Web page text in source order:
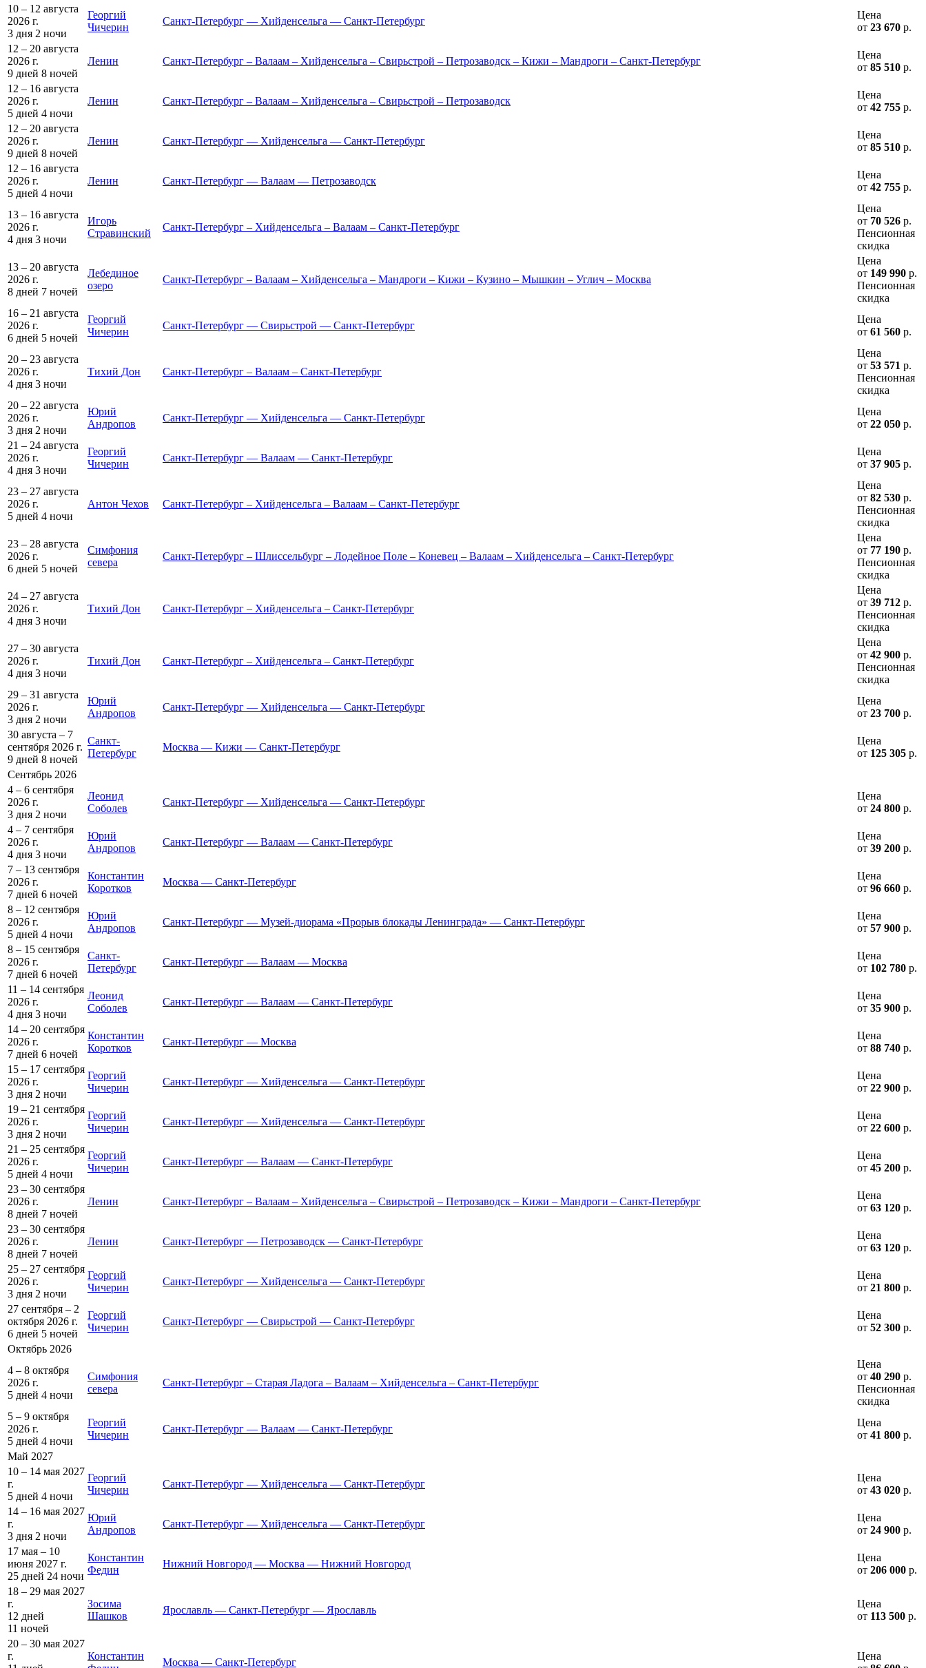
10 – 12 августа
2026 г.
3 дня 2 ночи
Георгий
Чичерин
Санкт-Петербург — Хийденсельга — Санкт-Петербург
Цена
от 23 670 р.
12 – 20 августа
2026 г.
9 дней 8 ночей
Ленин Санкт-Петербург – Валаам – Хийденсельга – Свирьстрой – Петрозаводск – Кижи – Мандроги – Санкт-Петербург
Цена
от 85 510 р.
12 – 16 августа
2026 г.
5 дней 4 ночи
Ленин Санкт-Петербург – Валаам – Хийденсельга – Свирьстрой – Петрозаводск
Цена
от 42 755 р.
12 – 20 августа
2026 г.
9 дней 8 ночей
Ленин Санкт-Петербург — Хийденсельга — Санкт-Петербург
Цена
от 85 510 р.
12 – 16 августа
2026 г.
5 дней 4 ночи
Ленин Санкт-Петербург — Валаам — Петрозаводск
Цена
от 42 755 р.
13 – 16 августа
2026 г.
4 дня 3 ночи
Игорь
Стравинский
Санкт-Петербург – Хийденсельга – Валаам – Санкт-Петербург
Цена
от 70 526 р.
Пенсионная
скидка
13 – 20 августа
2026 г.
8 дней 7 ночей
Лебединое
озеро
Санкт-Петербург – Валаам – Хийденсельга – Мандроги – Кижи – Кузино – Мышкин – Углич – Москва
Цена
от 149 990 р.
Пенсионная
скидка
16 – 21 августа
2026 г.
6 дней 5 ночей
Георгий
Чичерин
Санкт-Петербург — Свирьстрой — Санкт-Петербург
Цена
от 61 560 р.
20 – 23 августа
2026 г.
4 дня 3 ночи
Тихий Дон Санкт-Петербург – Валаам – Санкт-Петербург
Цена
от 53 571 р.
Пенсионная
скидка
20 – 22 августа
2026 г.
3 дня 2 ночи
Юрий
Андропов
Санкт-Петербург — Хийденсельга — Санкт-Петербург
Цена
от 22 050 р.
21 – 24 августа
2026 г.
4 дня 3 ночи
Георгий
Чичерин
Санкт-Петербург — Валаам — Санкт-Петербург
Цена
от 37 905 р.
23 – 27 августа
2026 г.
5 дней 4 ночи
Антон Чехов Санкт-Петербург – Хийденсельга – Валаам – Санкт-Петербург
Цена
от 82 530 р.
Пенсионная
скидка
23 – 28 августа
2026 г.
6 дней 5 ночей
Симфония
севера
Санкт-Петербург – Шлиссельбург – Лодейное Поле – Коневец – Валаам – Хийденсельга – Санкт-Петербург
Цена
от 77 190 р.
Пенсионная
скидка
24 – 27 августа
2026 г.
4 дня 3 ночи
Тихий Дон Санкт-Петербург – Хийденсельга – Санкт-Петербург
Цена
от 39 712 р.
Пенсионная
скидка
27 – 30 августа
2026 г.
4 дня 3 ночи
Тихий Дон Санкт-Петербург – Хийденсельга – Санкт-Петербург
Цена
от 42 900 р.
Пенсионная
скидка
29 – 31 августа
2026 г.
3 дня 2 ночи
Юрий
Андропов
Санкт-Петербург — Хийденсельга — Санкт-Петербург
Цена
от 23 700 р.
30 августа – 7
сентября 2026 г.
9 дней 8 ночей
Санкт-
Петербург
Москва — Кижи — Санкт-Петербург
Цена
от 125 305 р.
Сентябрь 2026
4 – 6 сентября
2026 г.
3 дня 2 ночи
Леонид
Соболев
Санкт-Петербург — Хийденсельга — Санкт-Петербург
Цена
от 24 800 р.
4 – 7 сентября
2026 г.
4 дня 3 ночи
Юрий
Андропов
Санкт-Петербург — Валаам — Санкт-Петербург
Цена
от 39 200 р.
7 – 13 сентября
2026 г.
7 дней 6 ночей
Константин
Коротков
Москва — Санкт-Петербург
Цена
от 96 660 р.
8 – 12 сентября
2026 г.
5 дней 4 ночи
Юрий
Андропов
Санкт-Петербург — Музей-диорама «Прорыв блокады Ленинграда» — Санкт-Петербург
Цена
от 57 900 р.
8 – 15 сентября
2026 г.
7 дней 6 ночей
Санкт-
Петербург
Санкт-Петербург — Валаам — Москва
Цена
от 102 780 р.
11 – 14 сентября
2026 г.
4 дня 3 ночи
Леонид
Соболев
Санкт-Петербург — Валаам — Санкт-Петербург
Цена
от 35 900 р.
14 – 20 сентября
2026 г.
7 дней 6 ночей
Константин
Коротков
Санкт-Петербург — Москва
Цена
от 88 740 р.
15 – 17 сентября
2026 г.
3 дня 2 ночи
Георгий
Чичерин
Санкт-Петербург — Хийденсельга — Санкт-Петербург
Цена
от 22 900 р.
19 – 21 сентября
2026 г.
3 дня 2 ночи
Георгий
Чичерин
Санкт-Петербург — Хийденсельга — Санкт-Петербург
Цена
от 22 600 р.
21 – 25 сентября
2026 г.
5 дней 4 ночи
Георгий
Чичерин
Санкт-Петербург — Валаам — Санкт-Петербург
Цена
от 45 200 р.
23 – 30 сентября
2026 г.
8 дней 7 ночей
Ленин Санкт-Петербург – Валаам – Хийденсельга – Свирьстрой – Петрозаводск – Кижи – Мандроги – Санкт-Петербург
Цена
от 63 120 р.
23 – 30 сентября
2026 г.
8 дней 7 ночей
Ленин Санкт-Петербург — Петрозаводск — Санкт-Петербург
Цена
от 63 120 р.
25 – 27 сентября
2026 г.
3 дня 2 ночи
Георгий
Чичерин
Санкт-Петербург — Хийденсельга — Санкт-Петербург
Цена
от 21 800 р.
27 сентября – 2
октября 2026 г.
6 дней 5 ночей
Георгий
Чичерин
Санкт-Петербург — Свирьстрой — Санкт-Петербург
Цена
от 52 300 р.
Октябрь 2026
4 – 8 октября
2026 г.
5 дней 4 ночи
Симфония
севера
Санкт-Петербург – Старая Ладога – Валаам – Хийденсельга – Санкт-Петербург
Цена
от 40 290 р.
Пенсионная
скидка
5 – 9 октября
2026 г.
5 дней 4 ночи
Георгий
Чичерин
Санкт-Петербург — Валаам — Санкт-Петербург
Цена
от 41 800 р.
Май 2027
10 – 14 мая 2027
г.
5 дней 4 ночи
Георгий
Чичерин
Санкт-Петербург — Хийденсельга — Санкт-Петербург
Цена
от 43 020 р.
14 – 16 мая 2027
г.
3 дня 2 ночи
Юрий
Андропов
Санкт-Петербург — Хийденсельга — Санкт-Петербург
Цена
от 24 900 р.
17 мая – 10
июня 2027 г.
25 дней 24 ночи
Константин
Федин
Нижний Новгород — Москва — Нижний Новгород
Цена
от 206 000 р.
18 – 29 мая 2027
г.
12 дней
11 ночей
Зосима
Шашков
Ярославль — Санкт-Петербург — Ярославль
Цена
от 113 500 р.
20 – 30 мая 2027
г.
Константин
Москва — Санкт-Петербург
Цена